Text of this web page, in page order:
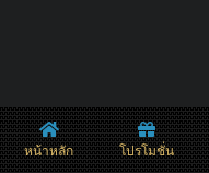
หน้าหลัก โปรโมชั่น